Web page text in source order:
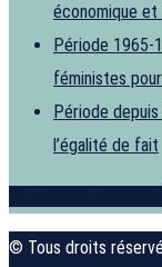
économique
Période 1965-
féministes
Période
l’égalité de fait
© Tous droits